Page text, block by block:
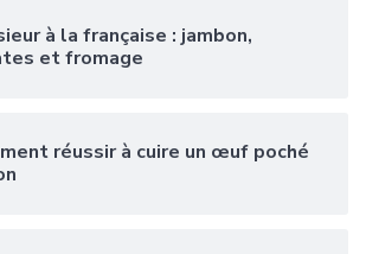
à la française : jambon,
et fromage
réussir à cuire un œuf poché